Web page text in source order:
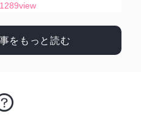
をもっと読む